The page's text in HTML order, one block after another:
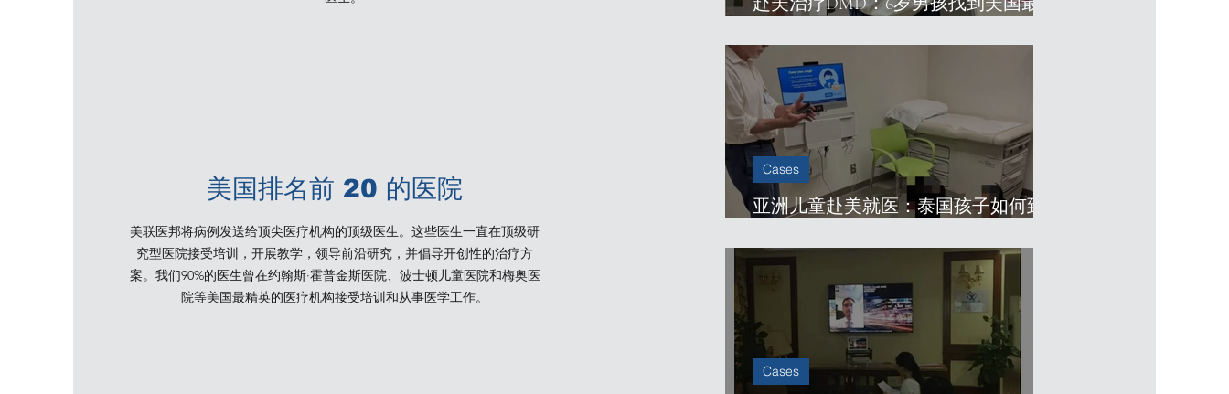
美国排名前 20 的医院
美联医邦将病例发送给顶尖医疗机构的顶级医生。这些医生一直在顶级研
究型医院接受培训，开展教学，领导前沿研究，并倡导开创性的治疗方
案。我们90%的医生曾在约翰斯·霍普金斯医院、波士顿儿童医院和梅奥医
院等美国最精英的医疗机构接受培训和从事医学工作。
亚洲儿童赴美就医：泰国孩子如何到
Cases
Cases